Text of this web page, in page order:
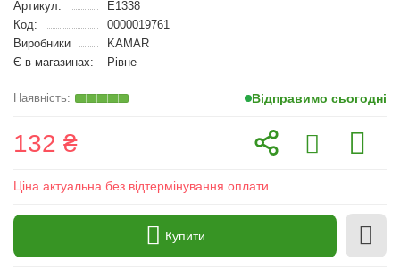
Артикул:
E1338
Код:
0000019761
Виробники
KAMAR
Є в магазинах:
Рівне
Відправимо сьогодні
132 ₴
Ціна актуальна без відтермінування оплати
Купити